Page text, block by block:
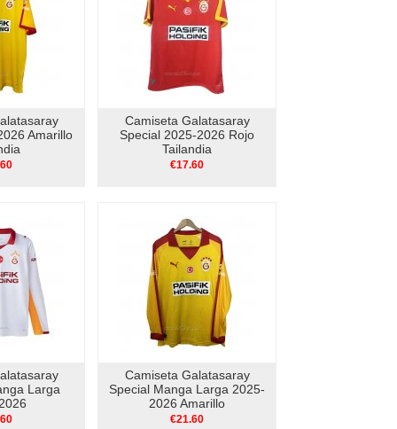
Amarillo
Camiseta Galatasaray
Special 2025-2026 Rojo
Tailandia
€17.60
Larga
Camiseta Galatasaray
Special Manga Larga 2025-
2026 Amarillo
€21.60